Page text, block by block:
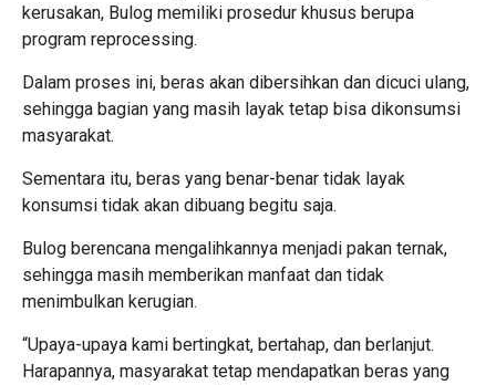
kerusakan, Bulog memiliki prosedur khusus berupa
program reprocessing.
Dalam proses ini, beras akan dibersihkan dan dicuci ulang,
sehingga bagian yang masih layak tetap bisa dikonsumsi
masyarakat.
Sementara itu, beras yang benar-benar tidak layak
konsumsi tidak akan dibuang begitu saja.
Bulog berencana mengalihkannya menjadi pakan ternak,
sehingga masih memberikan manfaat dan tidak
menimbulkan kerugian.
“Upaya-upaya kami bertingkat, bertahap, dan berlanjut.
Harapannya, masyarakat tetap mendapatkan beras yang